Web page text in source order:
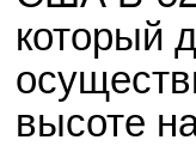
который
высоте